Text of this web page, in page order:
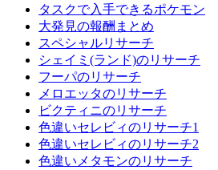
タスクで入手できるポケモン
大発見の報酬まとめ
スペシャルリサーチ
シェイミ(ランド)のリサーチ
フーパのリサーチ
メロエッタのリサーチ
ビクティニのリサーチ
色違いセレビィのリサーチ1
色違いセレビィのリサーチ2
色違いメタモンのリサーチ